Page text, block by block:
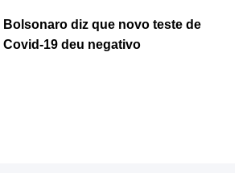
Bolsonaro diz que novo teste de
Covid-19 deu negativo